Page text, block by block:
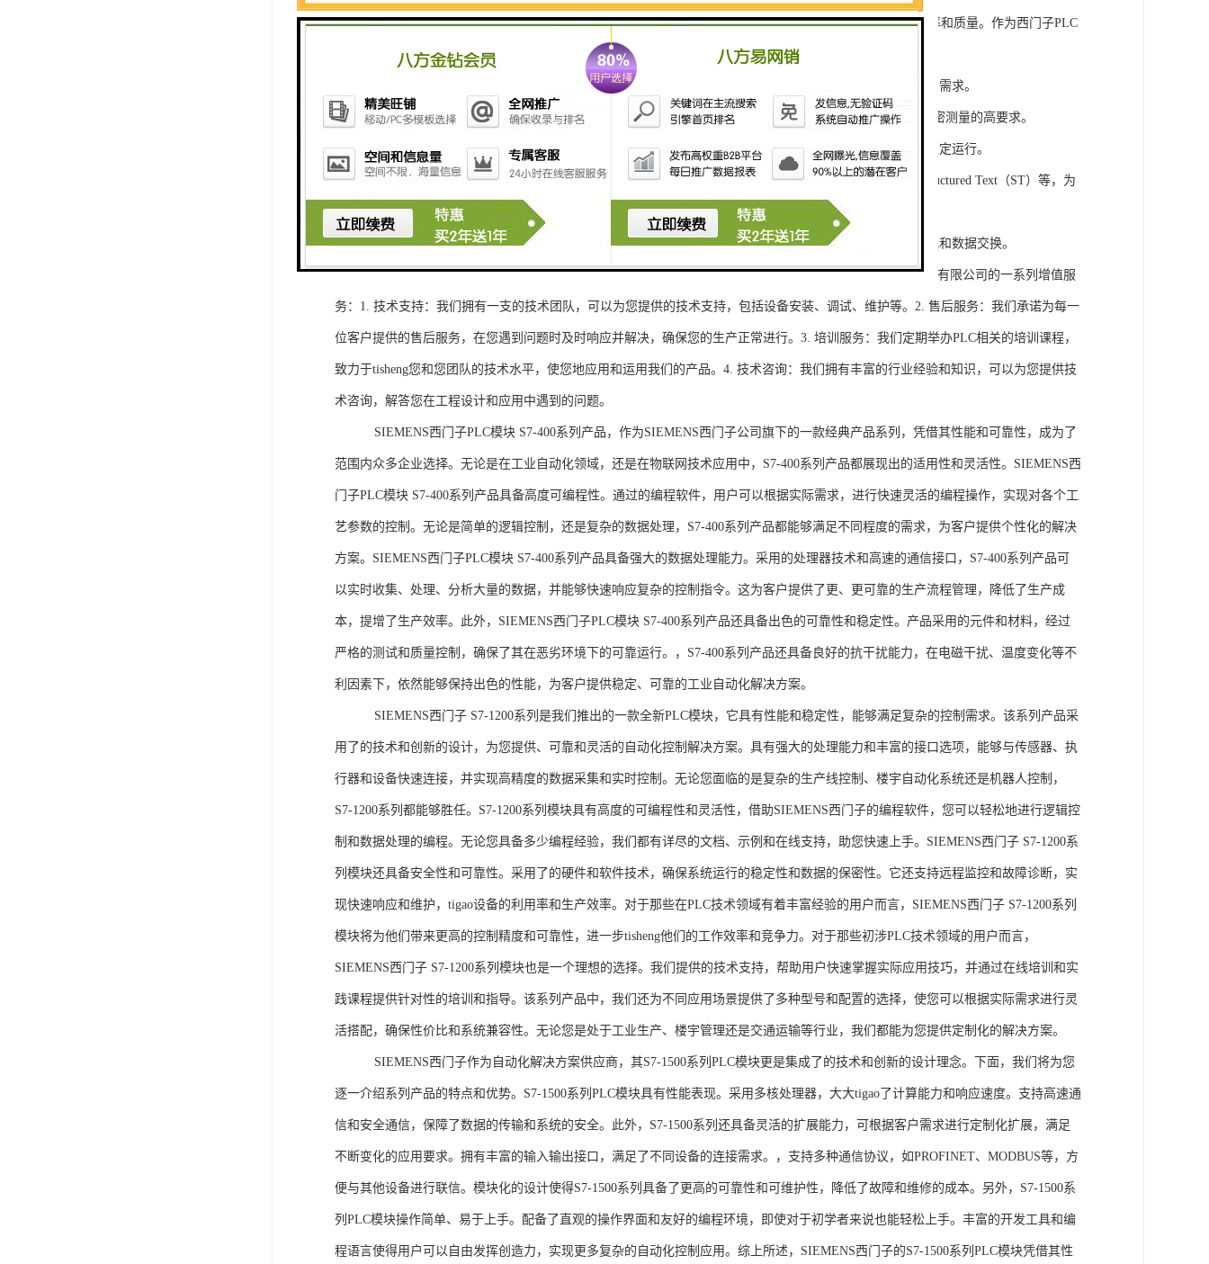
SIEMENS西门子PLC模块S7-300系列产品是一系列高可靠性、高性能的工控设备，旨在tisheng生产效率和质量。作为西门子PLC
系列中的重要组成部分，S7-300系列产品具有以下突出特点：
1. 灵活性和可扩展性：S7-300系列产品设计特，可根据客户需求灵活配置输入输出模块，满足不同规模工程的需求。
2. 高速、高精度的模拟量输入输出：S7-300系列产品支持多达8个模拟量输入输出通道，可满足对于控制和精密测量的高要求。
3. 高可靠性和稳定性：S7-300系列产品采用的硬件和软件技术，具有高度可靠性和稳定性，保证系统的长期稳定运行。
4. 灵活可编程：S7-300系列产品采用TIA Portal开发环境，支持多种编程语言，如Ladder Diagram（LD）、Structured Text（ST）等，为
工程师提供了更多编程选择。
5. 可靠的通讯接口：S7-300系列产品配备丰富的通讯接口，可与其他工控设备无缝集成，实现设备之间的通讯和数据交换。
购买SIEMENS西门子PLC模块S7-300系列产品，不仅获得了可靠的工控设备，还将获得浔之漫智控技术(上海)有限公司的一系列增值服
务：1. 技术支持：我们拥有一支的技术团队，可以为您提供的技术支持，包括设备安装、调试、维护等。2. 售后服务：我们承诺为每一
位客户提供的售后服务，在您遇到问题时及时响应并解决，确保您的生产正常进行。3. 培训服务：我们定期举办PLC相关的培训课程，
致力于tisheng您和您团队的技术水平，使您地应用和运用我们的产品。4. 技术咨询：我们拥有丰富的行业经验和知识，可以为您提供技
术咨询，解答您在工程设计和应用中遇到的问题。
SIEMENS西门子PLC模块 S7-400系列产品，作为SIEMENS西门子公司旗下的一款经典产品系列，凭借其性能和可靠性，成为了
范围内众多企业选择。无论是在工业自动化领域，还是在物联网技术应用中，S7-400系列产品都展现出的适用性和灵活性。SIEMENS西
门子PLC模块 S7-400系列产品具备高度可编程性。通过的编程软件，用户可以根据实际需求，进行快速灵活的编程操作，实现对各个工
艺参数的控制。无论是简单的逻辑控制，还是复杂的数据处理，S7-400系列产品都能够满足不同程度的需求，为客户提供个性化的解决
方案。SIEMENS西门子PLC模块 S7-400系列产品具备强大的数据处理能力。采用的处理器技术和高速的通信接口，S7-400系列产品可
以实时收集、处理、分析大量的数据，并能够快速响应复杂的控制指令。这为客户提供了更、更可靠的生产流程管理，降低了生产成
本，提增了生产效率。此外，SIEMENS西门子PLC模块 S7-400系列产品还具备出色的可靠性和稳定性。产品采用的元件和材料，经过
严格的测试和质量控制，确保了其在恶劣环境下的可靠运行。，S7-400系列产品还具备良好的抗干扰能力，在电磁干扰、温度变化等不
利因素下，依然能够保持出色的性能，为客户提供稳定、可靠的工业自动化解决方案。
SIEMENS西门子 S7-1200系列是我们推出的一款全新PLC模块，它具有性能和稳定性，能够满足复杂的控制需求。该系列产品采
用了的技术和创新的设计，为您提供、可靠和灵活的自动化控制解决方案。具有强大的处理能力和丰富的接口选项，能够与传感器、执
行器和设备快速连接，并实现高精度的数据采集和实时控制。无论您面临的是复杂的生产线控制、楼宇自动化系统还是机器人控制，
S7-1200系列都能够胜任。S7-1200系列模块具有高度的可编程性和灵活性，借助SIEMENS西门子的编程软件，您可以轻松地进行逻辑控
制和数据处理的编程。无论您具备多少编程经验，我们都有详尽的文档、示例和在线支持，助您快速上手。SIEMENS西门子 S7-1200系
列模块还具备安全性和可靠性。采用了的硬件和软件技术，确保系统运行的稳定性和数据的保密性。它还支持远程监控和故障诊断，实
现快速响应和维护，tigao设备的利用率和生产效率。对于那些在PLC技术领域有着丰富经验的用户而言，SIEMENS西门子 S7-1200系列
模块将为他们带来更高的控制精度和可靠性，进一步tisheng他们的工作效率和竞争力。对于那些初涉PLC技术领域的用户而言，
SIEMENS西门子 S7-1200系列模块也是一个理想的选择。我们提供的技术支持，帮助用户快速掌握实际应用技巧，并通过在线培训和实
践课程提供针对性的培训和指导。该系列产品中，我们还为不同应用场景提供了多种型号和配置的选择，使您可以根据实际需求进行灵
活搭配，确保性价比和系统兼容性。无论您是处于工业生产、楼宇管理还是交通运输等行业，我们都能为您提供定制化的解决方案。
SIEMENS西门子作为自动化解决方案供应商，其S7-1500系列PLC模块更是集成了的技术和创新的设计理念。下面，我们将为您
逐一介绍系列产品的特点和优势。S7-1500系列PLC模块具有性能表现。采用多核处理器，大大tigao了计算能力和响应速度。支持高速通
信和安全通信，保障了数据的传输和系统的安全。此外，S7-1500系列还具备灵活的扩展能力，可根据客户需求进行定制化扩展，满足
不断变化的应用要求。拥有丰富的输入输出接口，满足了不同设备的连接需求。，支持多种通信协议，如PROFINET、MODBUS等，方
便与其他设备进行联信。模块化的设计使得S7-1500系列具备了更高的可靠性和可维护性，降低了故障和维修的成本。另外，S7-1500系
列PLC模块操作简单、易于上手。配备了直观的操作界面和友好的编程环境，即使对于初学者来说也能轻松上手。丰富的开发工具和编
程语言使得用户可以自由发挥创造力，实现更多复杂的自动化控制应用。综上所述，SIEMENS西门子的S7-1500系列PLC模块凭借其性